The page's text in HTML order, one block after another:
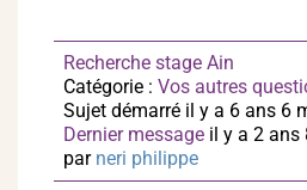
Recherche stage Ain
Catégorie : Vos autres
Sujet démarré il y a 6 ans 6
Dernier message il y a 2 ans
par neri philippe